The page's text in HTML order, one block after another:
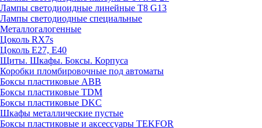
Лампы светодиоидные линейные T8 G13
Лампы светодиодные специальные
Металлогалогенные
Цоколь RX7s
Цоколь Е27, E40
Щиты. Шкафы. Боксы. Корпуса
Коробки пломбировочные под автоматы
Боксы пластиковые ABB
Боксы пластиковые TDM
Боксы пластиковые DKC
Шкафы металлические пустые
Боксы пластиковые и аксессуары TEKFOR